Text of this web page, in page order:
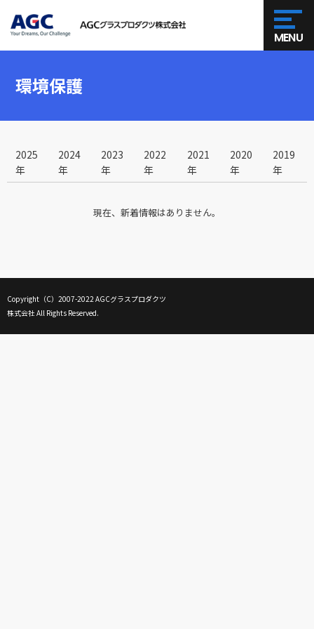
MENU
環境保護
2025
年
2024
年
2023
年
2022
年
2021
年
2020
年
2019
年
現在、新着情報はありません。
Copyright（C）2007-2022 AGCグラスプロダクツ
株式会社 All Rights Reserved.